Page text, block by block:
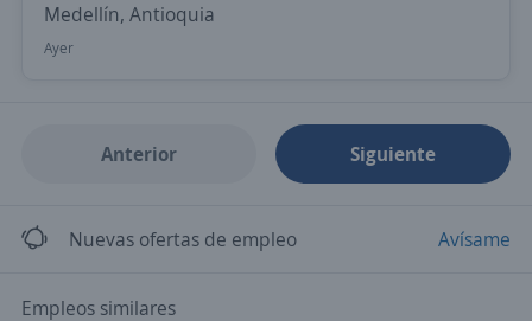
Medellín, Antioquia
Ayer
Anterior Siguiente
Nuevas ofertas de empleo Avísame
Empleos similares